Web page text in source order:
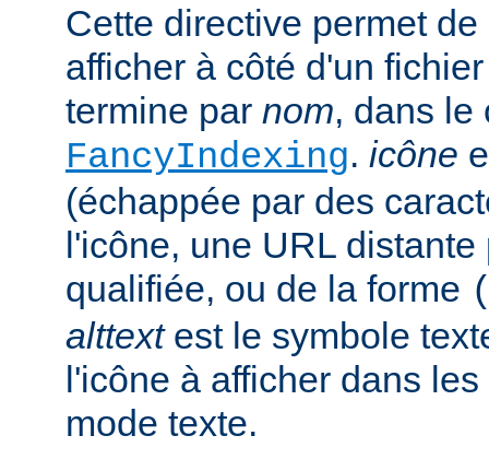
Cette directive permet
afficher à côté d'un
termine par nom, dans le
FancyIndexing. icône
(échappée par des
l'icône, une URL
qualifiée, ou de la forme
alttextest le symbole
l'icône à afficher dans
mode texte.